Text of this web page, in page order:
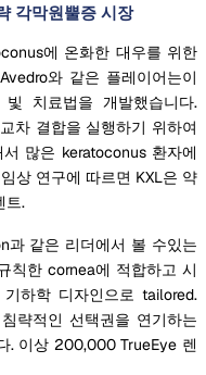
각막원뿔증 시장
에 온화한 대우를 위한
와 같은 플레이어는이
치료법을 개발했습니다.
차 결합을 실행하기 위하여
많은 keratoconus 환자에
상 연구에 따르면 KXL은 약
트.
과 같은 리더에서 볼 수있는
칙한 cornea에 적합하고 시
하학 디자인으로 tailored.
략적인 선택권을 연기하는
. 이상 200,000 TrueEye 렌